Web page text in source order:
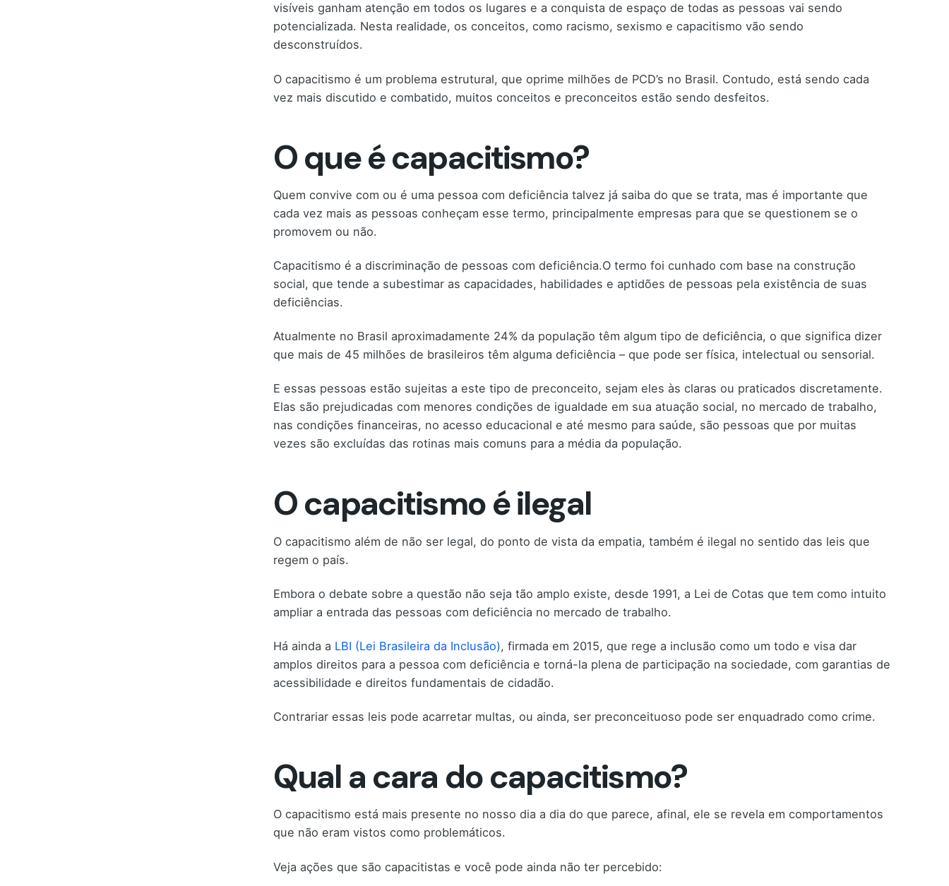
visíveis ganham atenção em todos os lugares e a conquista de espaço de todas as pessoas vai sendo
potencializada. Nesta realidade, os conceitos, como racismo, sexismo e capacitismo vão sendo
desconstruídos.
O capacitismo é um problema estrutural, que oprime milhões de PCD’s no Brasil. Contudo, está sendo cada
vez mais discutido e combatido, muitos conceitos e preconceitos estão sendo desfeitos.
O que é capacitismo?
Quem convive com ou é uma pessoa com deficiência talvez já saiba do que se trata, mas é importante que
cada vez mais as pessoas conheçam esse termo, principalmente empresas para que se questionem se o
promovem ou não.
Capacitismo é a discriminação de pessoas com deficiência.O termo foi cunhado com base na construção
social, que tende a subestimar as capacidades, habilidades e aptidões de pessoas pela existência de suas
deficiências.
Atualmente no Brasil aproximadamente 24% da população têm algum tipo de deficiência, o que significa dizer
que mais de 45 milhões de brasileiros têm alguma deficiência – que pode ser física, intelectual ou sensorial.
E essas pessoas estão sujeitas a este tipo de preconceito, sejam eles às claras ou praticados discretamente.
Elas são prejudicadas com menores condições de igualdade em sua atuação social, no mercado de trabalho,
nas condições financeiras, no acesso educacional e até mesmo para saúde, são pessoas que por muitas
vezes são excluídas das rotinas mais comuns para a média da população.
O capacitismo é ilegal
O capacitismo além de não ser legal, do ponto de vista da empatia, também é ilegal no sentido das leis que
regem o país.
Embora o debate sobre a questão não seja tão amplo existe, desde 1991, a Lei de Cotas que tem como intuito
ampliar a entrada das pessoas com deficiência no mercado de trabalho.
Há ainda a LBI (Lei Brasileira da Inclusão), firmada em 2015, que rege a inclusão como um todo e visa dar
amplos direitos para a pessoa com deficiência e torná-la plena de participação na sociedade, com garantias de
acessibilidade e direitos fundamentais de cidadão.
Contrariar essas leis pode acarretar multas, ou ainda, ser preconceituoso pode ser enquadrado como crime.
Qual a cara do capacitismo?
O capacitismo está mais presente no nosso dia a dia do que parece, afinal, ele se revela em comportamentos
que não eram vistos como problemáticos.
Veja ações que são capacitistas e você pode ainda não ter percebido: